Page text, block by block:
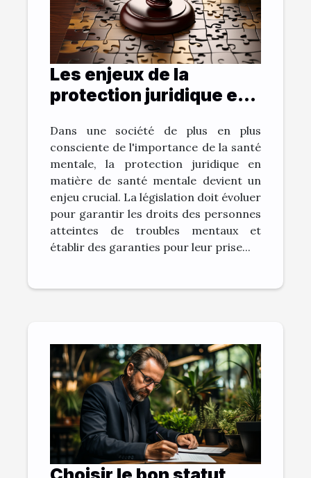
Les enjeux de la
protection juridique en
mentale
Dans une société de plus en plus
consciente de l'importance de la santé
mentale, la protection juridique en
matière de santé mentale devient un
enjeu crucial. La législation doit évoluer
pour garantir les droits des personnes
atteintes de troubles mentaux et
établir des garanties pour leur prise...